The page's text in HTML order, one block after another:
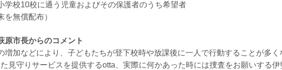
学校10校に通う児童およびその保護者のうち希望者
を無償配布）
原市長からのコメント
増加などにより、子どもたちが登下校時や放課後に一人で行動することが多く
見守りサービスを提供するotta、実際に何かあった時には捜査をお願いする